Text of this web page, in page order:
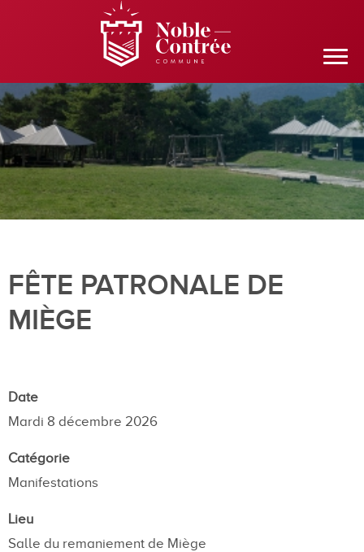
FÊTE PATRONALE DE
MIÈGE
Date
Mardi 8 décembre 2026
Catégorie
Manifestations
Lieu
Salle du remaniement de Miège